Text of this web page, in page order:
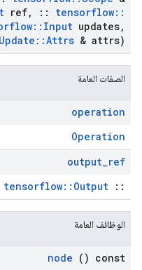
ref, :: tensorflow::
:: Input updates,
Update ::Attrs & attrs)
الصفات العامة
operation
Operation
output_ref
::
tensorflow::Output
الوظائف العامة
node () const